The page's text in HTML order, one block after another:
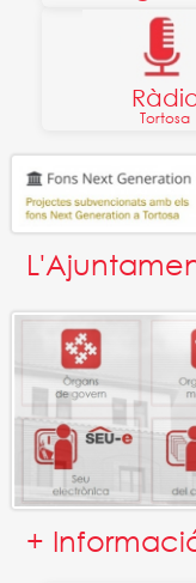
Tortosa
+